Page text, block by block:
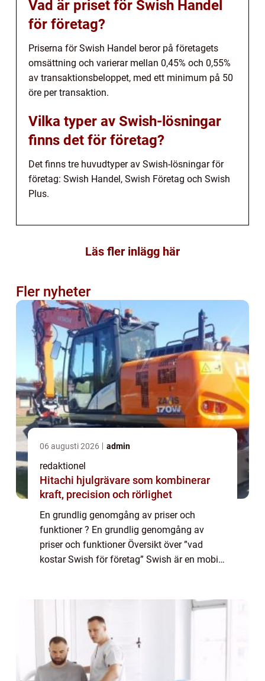
Vad är priset för Swish Handel
för företag?
Priserna för Swish Handel beror på företagets
omsättning och varierar mellan 0,45% och 0,55%
av transaktionsbeloppet, med ett minimum på 50
öre per transaktion.
Vilka typer av Swish-lösningar
finns det för företag?
Det finns tre huvudtyper av Swish-lösningar för
företag: Swish Handel, Swish Företag och Swish
Plus.
Läs fler inlägg här
Fler nyheter
06 augusti 2026 admin
redaktionel
Hitachi hjulgrävare som kombinerar
kraft, precision och rörlighet
En grundlig genomgång av priser och
funktioner ? En grundlig genomgång av
priser och funktioner Översikt över ”vad
kostar Swish för företag” Swish är en mobil